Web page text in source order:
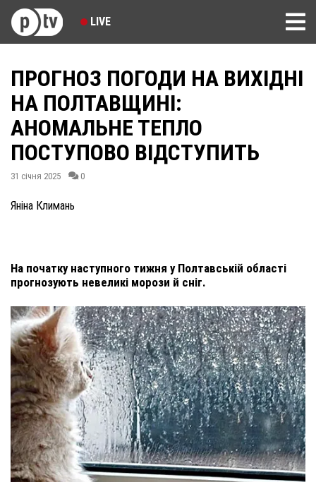
LIVE
ПРОГНОЗ ПОГОДИ НА ВИХІДНІ
НА ПОЛТАВЩИНІ:
АНОМАЛЬНЕ ТЕПЛО
ПОСТУПОВО ВІДСТУПИТЬ
31 січня 2025 0
Яніна Климань
На початку наступного тижня у Полтавській області
прогнозують невеликі морози й сніг.